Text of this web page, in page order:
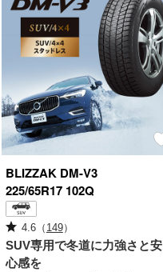
BLIZZAK DM-V3
225/65R17 102Q
4.6（ 149）
SUV専用で冬道に力強さと安
心感を